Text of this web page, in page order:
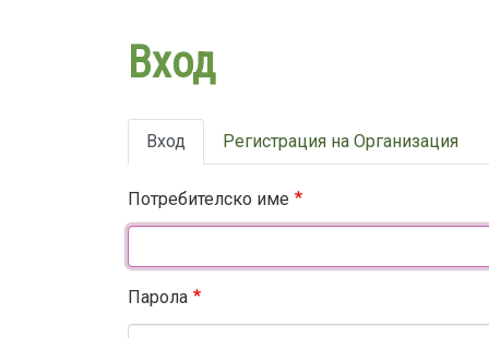
Вход
Primary
tabs
Вход Регистрация на Организация
Потребителско име
Парола